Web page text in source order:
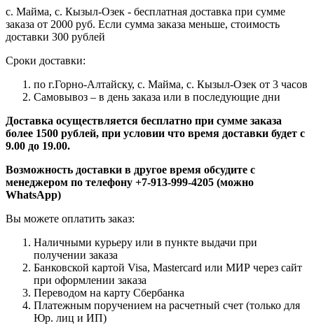
с. Майма, с. Кызыл-Озек - бесплатная доставка при сумме
заказа от 2000 руб. Если сумма заказа меньше, стоимость
доставки 300 рублей
Сроки доставки:
по г.Горно-Алтайску, с. Майма, с. Кызыл-Озек от 3 часов
Самовывоз – в день заказа или в последующие дни
Доставка осуществляется бесплатно при сумме заказа
более 1500 рублей, при условии что время доставки будет с
9.00 до 19.00.
Возможность доставки в другое время обсудите с
менеджером по телефону +7-913-999-4205 (можно
WhatsApp)
Вы можете оплатить заказ:
Наличными курьеру или в пункте выдачи при
получении заказа
Банковской картой Visa, Mastercard или МИР через сайт
при оформлении заказа
Переводом на карту Сбербанка
Платежным поручением на расчетный счет (только для
Юр. лиц и ИП)